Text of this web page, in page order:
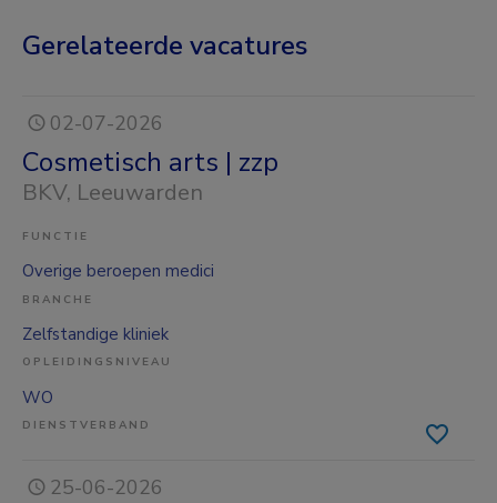
Gerelateerde vacatures
02-07-2026
Cosmetisch arts | zzp
BKV, Leeuwarden
FUNCTIE
Overige beroepen medici
BRANCHE
Zelfstandige kliniek
OPLEIDINGSNIVEAU
WO
DIENSTVERBAND
25-06-2026